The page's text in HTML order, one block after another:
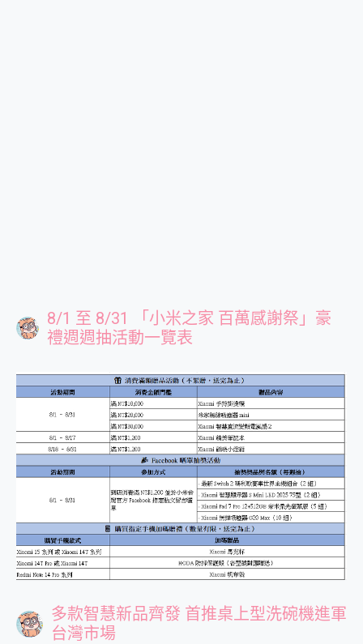
8/1 至 8/31 「小米之家 百萬感謝祭」豪
禮週週抽活動一覽表
多款智慧新品齊發 首推桌上型洗碗機進軍
台灣市場